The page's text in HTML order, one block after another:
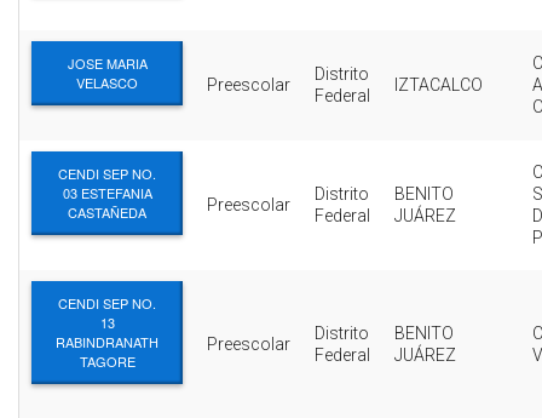
JOSE MARIA
VELASCO
Preescolar
Distrito
Federal
IZTACALCO
CENDI SEP NO.
03 ESTEFANIA
CASTAÑEDA
Preescolar
Distrito
Federal
BENITO
JUÁREZ
CENDI SEP NO.
13
RABINDRANATH
TAGORE
Preescolar
Distrito
Federal
BENITO
JUÁREZ